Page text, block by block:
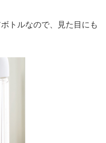
トルなので、見た目にも